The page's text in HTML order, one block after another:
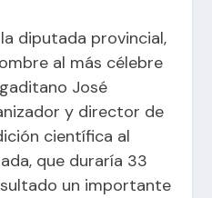
diputada provincial,
al más célebre
José
y director de
científica al
que duraría 33
un importante